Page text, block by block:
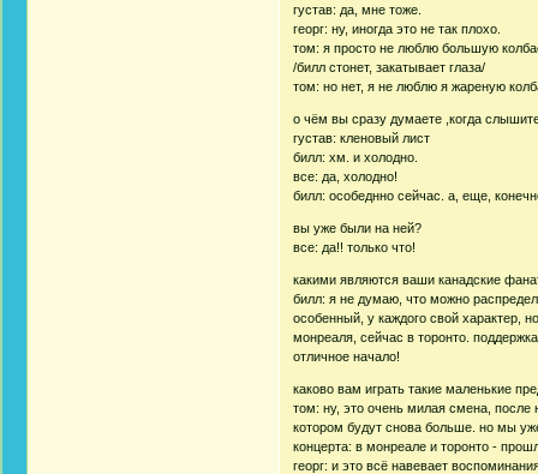
густав: да, мне тоже.
георг: ну, иногда это не так плохо.
том: я просто не люблю большую
/билл стонет, закатывает глаза/
том: но нет, я не люблю я жареную
о чём вы сразу думаете ,когда
густав: кленовый лист
билл: хм. и холодно.
все: да, холодно!
билл: особеднно сейчас. а, еще,
вы уже были на ней?
все: да!! только что!
какими являются ваши канадские
билл: я не думаю, что можно
особенный, у каждого свой характер,
монреаля, сейчас в торонто.
отличное начало!
каково вам играть такие маленькие
том: ну, это очень милая смена, после
котором будут снова больше. но мы
концерта: в монреале и торонто -
георг: и это всё навевает